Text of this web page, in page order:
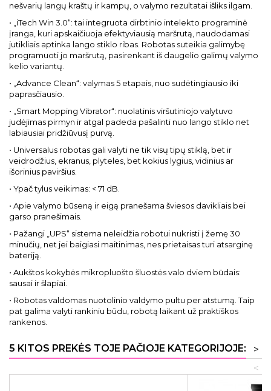
nešvarių langų kraštų ir kampų, o valymo rezultatai išliks ilgam.
• „iTech Win 3.0“: tai integruota dirbtinio intelekto programinė
įranga, kuri apskaičiuoja efektyviausią maršrutą, naudodamasi
jutikliais aptinka lango stiklo ribas. Robotas suteikia galimybę
programuoti jo maršrutą, pasirenkant iš daugelio galimų valymo
kelio variantų.
• „Advance Clean“: valymas 5 etapais, nuo sudėtingiausio iki
paprasčiausio.
• „Smart Mopping Vibrator“: nuolatinis viršutiniojo valytuvo
judėjimas pirmyn ir atgal padeda pašalinti nuo lango stiklo net
labiausiai pridžiūvusį purvą.
• Universalus robotas gali valyti ne tik visų tipų stiklą, bet ir
veidrodžius, ekranus, plyteles, bet kokius lygius, vidinius ar
išorinius paviršius.
• Ypač tylus veikimas: < 71 dB.
• Apie valymo būseną ir eigą pranešama šviesos davikliais bei
garso pranešimais.
• Pažangi „UPS“ sistema neleidžia robotui nukristi į žemę 30
minučių, net jei baigiasi maitinimas, nes prietaisas turi atsarginę
bateriją.
• Aukštos kokybės mikropluošto šluostės valo dviem būdais:
sausai ir šlapiai.
• Robotas valdomas nuotolinio valdymo pultu per atstumą. Taip
pat galima valyti rankiniu būdu, robotą laikant už praktiškos
rankenos.
5 KITOS PREKĖS TOJE PAČIOJE KATEGORIJOJE:
>
<